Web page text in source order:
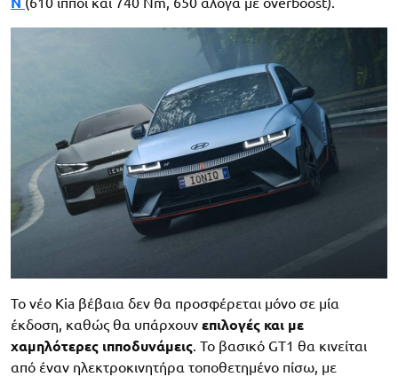
To νέο Kia βέβαια δεν θα προσφέρεται μόνο σε μία
έκδοση, καθώς θα υπάρχουν επιλογές και με
χαμηλότερες ιπποδυνάμεις. Το βασικό GT1 θα κινείται
από έναν ηλεκτροκινητήρα τοποθετημένο πίσω, με